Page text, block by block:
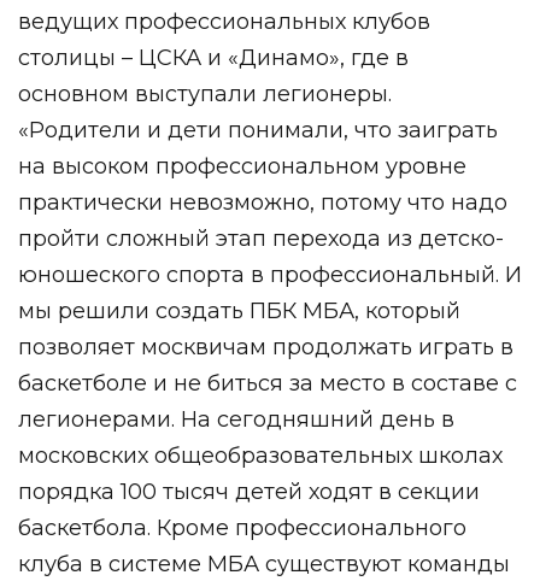
ведущих профессиональных клубов
столицы – ЦСКА и «Динамо», где в
основном выступали легионеры.
«Родители и дети понимали, что заиграть
на высоком профессиональном уровне
практически невозможно, потому что надо
пройти сложный этап перехода из детско-
юношеского спорта в профессиональный. И
мы решили создать ПБК МБА, который
позволяет москвичам продолжать играть в
баскетболе и не биться за место в составе с
легионерами. На сегодняшний день в
московских общеобразовательных школах
порядка 100 тысяч детей ходят в секции
баскетбола. Кроме профессионального
клуба в системе МБА существуют команды